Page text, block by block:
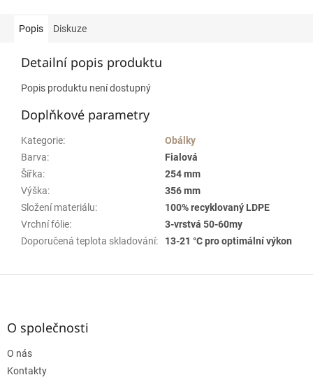
Popis Diskuze
Detailní popis produktu
Popis produktu není dostupný
Doplňkové parametry
Kategorie:
Obálky
Barva:
Fialová
Šířka:
254 mm
Výška:
356 mm
Složení materiálu:
100% recyklovaný LDPE
Vrchní fólie:
3-vrstvá 50-60my
Doporučená teplota skladování: 13-21 °C pro optimální výkon
Z
O společnosti
O nás
Kontakty